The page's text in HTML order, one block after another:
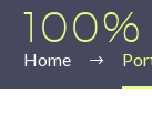
100%
Home